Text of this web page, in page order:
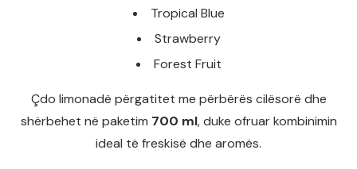
Tropical Blue
Strawberry
Forest Fruit
Çdo limonadë përgatitet me përbërës cilësorë dhe
shërbehet në paketim 700 ml, duke ofruar kombinimin
ideal të freskisë dhe aromës.